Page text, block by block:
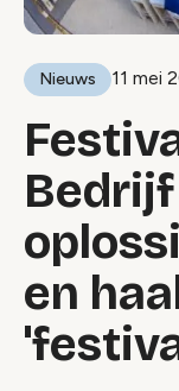
Nieuws 11 mei
en